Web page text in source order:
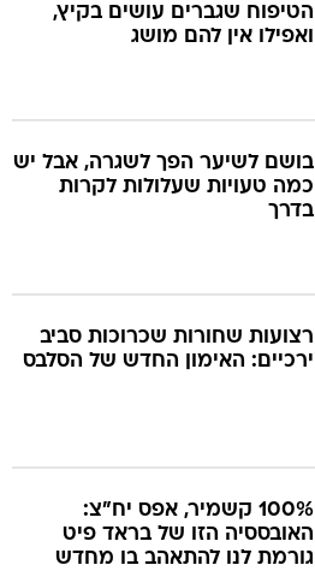
הטיפוח שגברים עושים בקיץ,
ואפילו אין להם מושג
בושם לשיער הפך לשגרה, אבל יש
כמה טעויות שעלולות לקרות
בדרך
רצועות שחורות שכרוכות סביב
ירכיים: האימון החדש של הסלבס
100% קשמיר, אפס יח"צ:
האובססיה הזו של בראד פיט
גורמת לנו להתאהב בו מחדש